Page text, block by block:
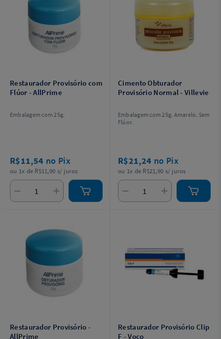
Restaurador Provisório com
Flúor - AllPrime
Embalagem com 25g.
R$11,54 no Pix
ou 1x de R$11,90 s/ juros
Cimento Obturador
Provisório Normal - Villevie
Embalagem com 25g. Amarelo. Sem
Flúor.
R$21,24 no Pix
ou 1x de R$21,90 s/ juros
Restaurador Provisório -
AllPrime
Restaurador Provisório Clip
F - Voco